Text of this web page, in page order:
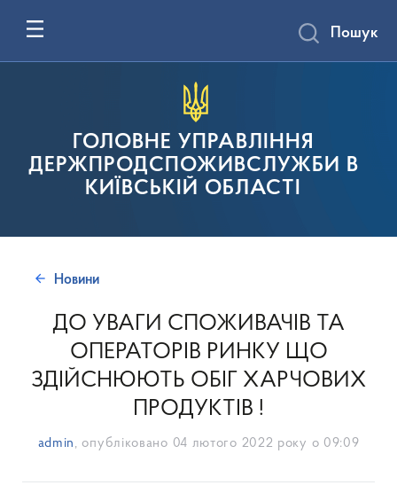
ГОЛОВНЕ УПРАВЛІННЯ
ДЕРЖПРОДСПОЖИВСЛУЖБИ В
КИЇВСЬКІЙ ОБЛАСТІ
Пошук
Новини
ДО УВАГИ СПОЖИВАЧІВ ТА
ОПЕРАТОРІВ РИНКУ ЩО
ЗДІЙСНЮЮТЬ ОБІГ ХАРЧОВИХ
ПРОДУКТІВ !
admin , опубліковано 04 лютого 2022 року о 09:09